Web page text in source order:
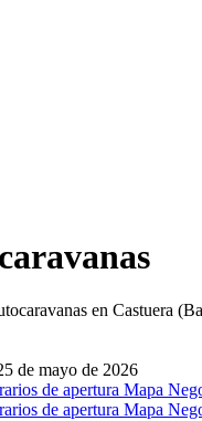
en Castuera
de mayo de 2026
de apertura Mapa
de apertura Mapa